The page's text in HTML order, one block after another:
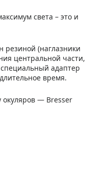
света – это и
резиной (наглазники
центральной части,
адаптер
время.
окуляров — Bresser